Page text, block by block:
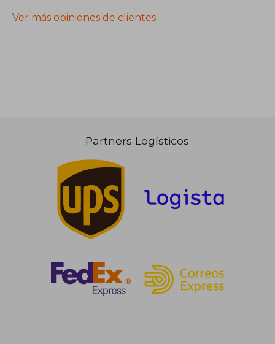
Ver más opiniones de clientes
Partners Logísticos